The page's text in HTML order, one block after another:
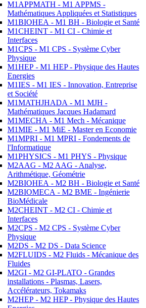
M1APPMATH - M1 APPMS -
Mathématiques Appliquées et Statistiques
M1BIOHEA - M1 BH - Biologie et Santé
M1CHEINT - M1 CI - Chimie et
Interfaces
M1CPS - M1 CPS - Système Cyber
Physique
M1HEP - M1 HEP - Physique des Hautes
Energies
M1IES - M1 IES - Innovation, Entreprise
et Société
M1MATHJHADA - M1 MJH -
Mathématiques Jacques Hadamard
M1MECHA - M1 Mech - Mécanique
M1MIE - M1 MiE - Master en Economie
M1MPRI - M1 MPRI - Fondements de
l'Informatique
M1PHYSICS - M1 PHYS - Physique
M2AAG - M2 AAG - Analyse,
Arithmétique, Géométrie
M2BIOHEA - M2 BH - Biologie et Santé
M2BIOMECA - M2 BME - Ingénierie
BioMédicale
M2CHEINT - M2 CI - Chimie et
Interfaces
M2CPS - M2 CPS - Système Cyber
Physique
M2DS - M2 DS - Data Science
M2FLUIDS - M2 Fluids - Mécanique des
Fluides
M2GI - M2 GI-PLATO - Grandes
installations - Plasmas, Lasers,
Accélérateurs, Tokamaks
M2HEP - M2 HEP - Physique des Hautes